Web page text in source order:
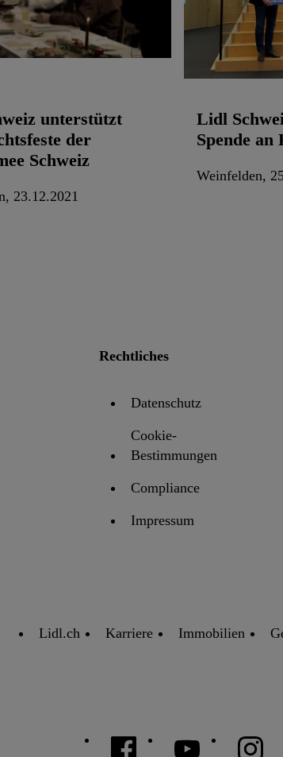
unterstützt
der
Schweiz
23.12.2021
Lidl
Spende an
Weinfelden,
Rechtliches
Datenschutz
Cookie-
Bestimmungen
Compliance
Impressum
Lidl.ch Karriere Immobilien